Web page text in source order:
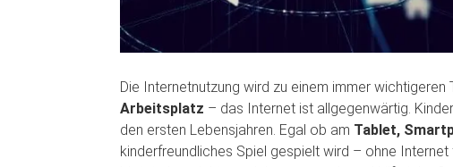
Die Internetnutzung wird zu einem immer wichtigeren
Arbeitsplatz – das Internet ist allgegenwärtig.
den ersten Lebensjahren. Egal ob am Tablet,
kinderfreundliches Spiel gespielt wird – ohne